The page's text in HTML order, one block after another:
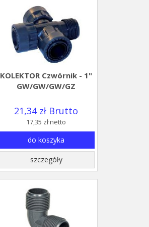
KOLEKTOR Czwórnik - 1"
GW/GW/GW/GZ
21,34 zł Brutto
17,35 zł netto
do koszyka
szczegóły